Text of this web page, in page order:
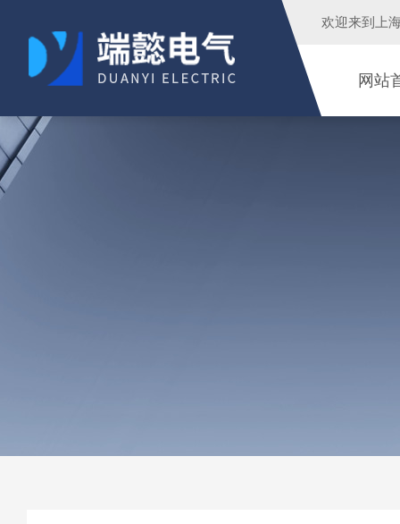
欢迎来到 上
网站